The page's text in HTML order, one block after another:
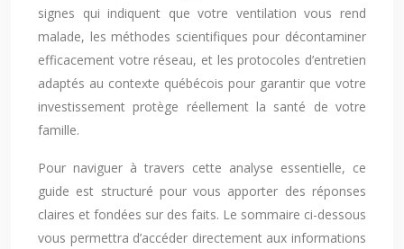
signes qui indiquent que votre ventilation vous rend
malade, les méthodes scientifiques pour décontaminer
efficacement votre réseau, et les protocoles d’entretien
adaptés au contexte québécois pour garantir que votre
investissement protège réellement la santé de votre
famille.
Pour naviguer à travers cette analyse essentielle, ce
guide est structuré pour vous apporter des réponses
claires et fondées sur des faits. Le sommaire ci-dessous
vous permettra d’accéder directement aux informations